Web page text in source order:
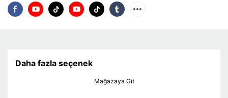
Daha fazla seçenek
Mağazaya Git